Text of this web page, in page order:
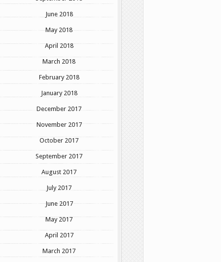
June 2018
May 2018
April 2018
March 2018
February 2018
January 2018
December 2017
November 2017
October 2017
September 2017
August 2017
July 2017
June 2017
May 2017
April 2017
March 2017